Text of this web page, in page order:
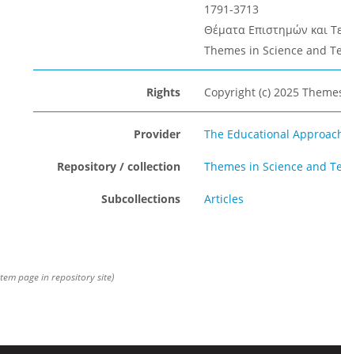
1791-3713
Θέματα Επιστημών και
Themes in Science and
Rights Copyright (c) 2025
Provider The Educational
Repository / collection Themes in Science and
Subcollections Articles
page in repository site)